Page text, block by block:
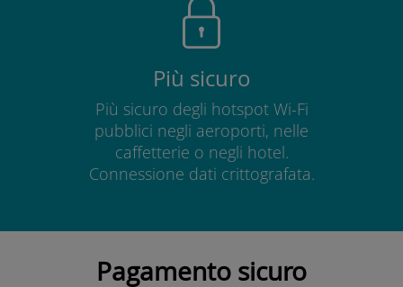
Più sicuro
Più sicuro degli hotspot Wi-Fi
pubblici negli aeroporti, nelle
caffetterie o negli hotel.
Connessione dati crittografata.
Pagamento sicuro